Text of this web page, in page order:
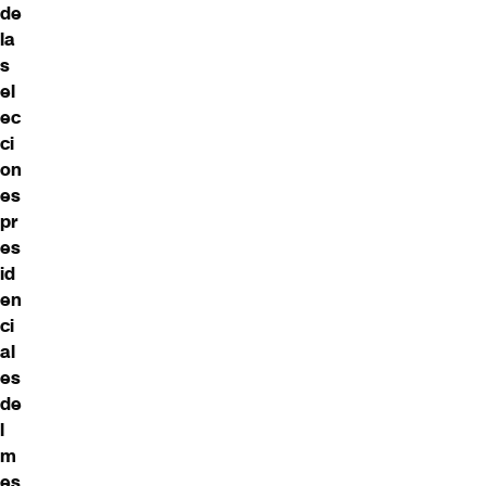
de
la
s
el
ec
ci
on
es
pr
es
id
en
ci
al
es
de
l
m